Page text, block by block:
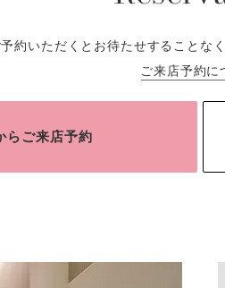
約いただくとお待たせすることな
ご来店予約に
らご来店予約